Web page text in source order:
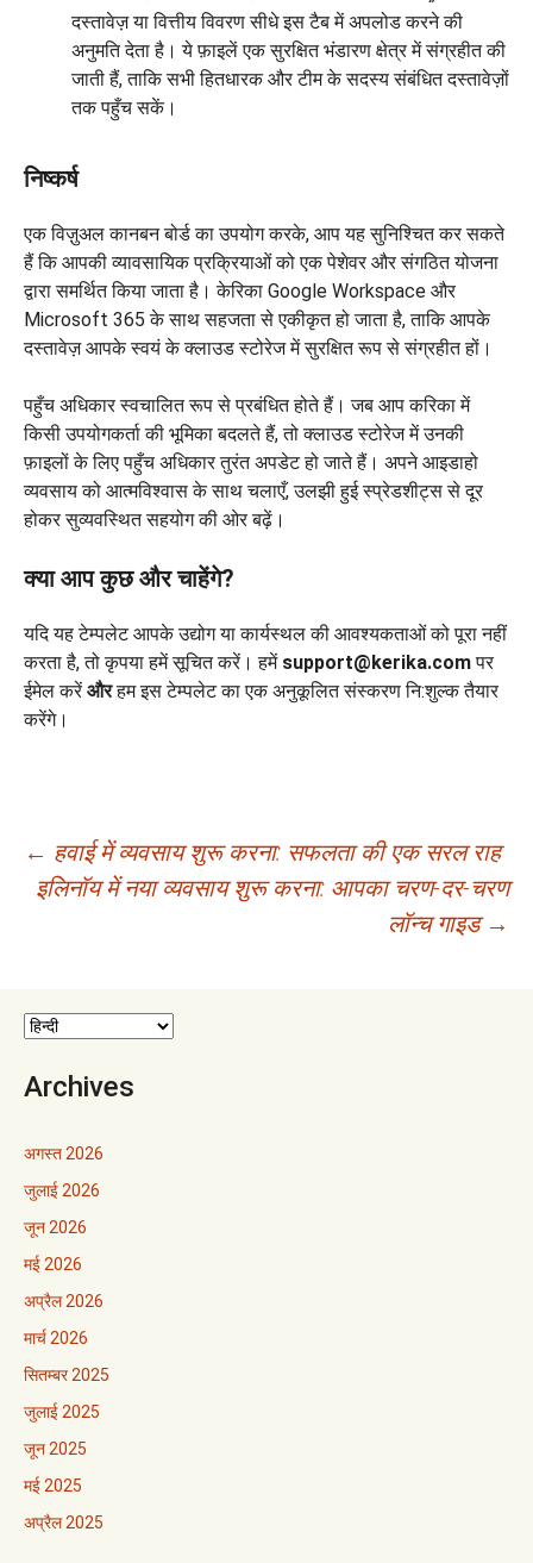
दस्तावेज़ या वित्तीय विवरण सीधे इस टैब में अपलोड करने की
अनुमति देता है। ये फ़ाइलें एक सुरक्षित भंडारण क्षेत्र में संग्रहीत की
जाती हैं, ताकि सभी हितधारक और टीम के सदस्य संबंधित दस्तावेज़ों
तक पहुँच सकें।
निष्कर्ष
एक विज़ुअल कानबन बोर्ड का उपयोग करके, आप यह सुनिश्चित कर सकते
हैं कि आपकी व्यावसायिक प्रक्रियाओं को एक पेशेवर और संगठित योजना
द्वारा समर्थित किया जाता है। केरिका Google Workspace और
Microsoft 365 के साथ सहजता से एकीकृत हो जाता है, ताकि आपके
दस्तावेज़ आपके स्वयं के क्लाउड स्टोरेज में सुरक्षित रूप से संग्रहीत हों।
पहुँच अधिकार स्वचालित रूप से प्रबंधित होते हैं। जब आप करिका में
किसी उपयोगकर्ता की भूमिका बदलते हैं, तो क्लाउड स्टोरेज में उनकी
फ़ाइलों के लिए पहुँच अधिकार तुरंत अपडेट हो जाते हैं। अपने आइडाहो
व्यवसाय को आत्मविश्वास के साथ चलाएँ, उलझी हुई स्प्रेडशीट्स से दूर
होकर सुव्यवस्थित सहयोग की ओर बढ़ें।
क्या आप कुछ और चाहेंगे?
यदि यह टेम्पलेट आपके उद्योग या कार्यस्थल की आवश्यकताओं को पूरा नहीं
करता है, तो कृपया हमें सूचित करें। हमें support@kerika.comपर
ईमेल करें औरहम इस टेम्पलेट का एक अनुकूलित संस्करण नि:शुल्क तैयार
करेंगे।
पोस्ट
नेविगेशन
← हवाई में व्यवसाय शुरू करना: सफलता की एक सरल राह
इलिनॉय में नया व्यवसाय शुरू करना: आपका चरण-दर-चरण
लॉन्च गाइड →
Archives
अगस्त 2026
जुलाई 2026
जून 2026
मई 2026
अप्रैल 2026
मार्च 2026
सितम्बर 2025
जुलाई 2025
जून 2025
मई 2025
अप्रैल 2025